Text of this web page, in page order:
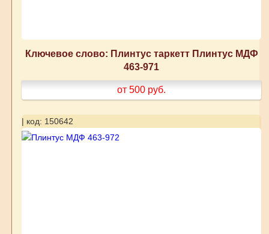
Ключевое слово: Плинтус таркетт Плинтус МДФ
463-971
от 500 руб.
| код: 150642